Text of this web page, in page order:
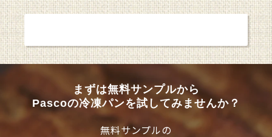
まずは無料サンプルから
Pascoの冷凍パンを試してみませんか？
無料サンプルの